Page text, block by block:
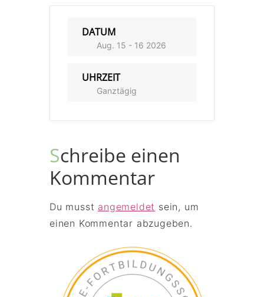
DATUM
Aug. 15 - 16 2026
UHRZEIT
Ganztägig
Schreibe einen
Kommentar
Du musst angemeldet sein, um
einen Kommentar abzugeben.